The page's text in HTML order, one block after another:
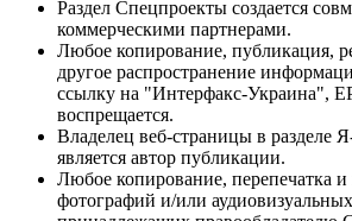
Раздел Спецпроекты создается
коммерческими партнерами.
Любое копирование, публикация,
другое распространение
ссылку на "Интерфакс-Украина",
воспрещается.
Владелец веб-страницы в разделе
является автор публикации.
Любое копирование, перепечатка и
фотографий и/или